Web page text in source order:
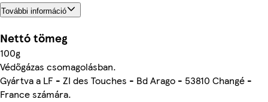
További információ
Nettó tömeg
100g
Védőgázas csomagolásban.
Gyártva a LF - ZI des Touches - Bd Arago - 53810 Changé -
France számára.